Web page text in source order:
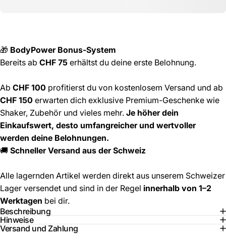
🎁 BodyPower Bonus-System
Bereits ab CHF 75 erhältst du deine erste Belohnung.
Ab CHF 100 profitierst du von kostenlosem Versand und ab
CHF 150 erwarten dich exklusive Premium-Geschenke wie
Shaker, Zubehör und vieles mehr. Je höher dein
Einkaufswert, desto umfangreicher und wertvoller
werden deine Belohnungen.
🚚 Schneller Versand aus der Schweiz
Alle lagernden Artikel werden direkt aus unserem Schweizer
Lager versendet und sind in der Regel innerhalb von 1–2
Werktagen bei dir.
Beschreibung
Hinweise
Versand und Zahlung